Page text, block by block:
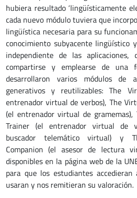
hubiera resultado ‘lingüísticamente
cada nuevo módulo tuviera que
lingüística necesaria para su
conocimiento subyacente lingüístico
independiente de las
compartirse y emplearse de una
desarrollaron varios módulos de
generativos y reutilizables: The
entrenador virtual de verbos), The
(el entrenador virtual de gramemas),
Trainer (el entrenador virtual de
buscador telemático virtual) y
Companion (el asesor de lectura
disponibles en la página web de la
para que los estudiantes
usaran y nos remitieran su valoración.